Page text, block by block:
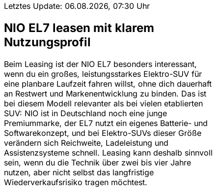
Letztes Update: 06.08.2026, 07:30 Uhr
NIO EL7 leasen mit klarem
Nutzungsprofil
Beim Leasing ist der NIO EL7 besonders interessant,
wenn du ein großes, leistungsstarkes Elektro-SUV für
eine planbare Laufzeit fahren willst, ohne dich dauerhaft
an Restwert und Markenentwicklung zu binden. Das ist
bei diesem Modell relevanter als bei vielen etablierten
SUV: NIO ist in Deutschland noch eine junge
Premiummarke, der EL7 nutzt ein eigenes Batterie- und
Softwarekonzept, und bei Elektro-SUVs dieser Größe
verändern sich Reichweite, Ladeleistung und
Assistenzsysteme schnell. Leasing kann deshalb sinnvoll
sein, wenn du die Technik über zwei bis vier Jahre
nutzen, aber nicht selbst das langfristige
Wiederverkaufsrisiko tragen möchtest.